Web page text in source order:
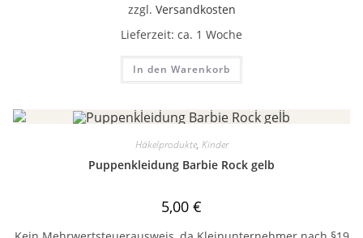
zzgl. Versandkosten
Lieferzeit: ca. 1 Woche
In den Warenkorb
Häkelprodukte, Kinder
Puppenkleidung Barbie Rock gelb
5,00 €